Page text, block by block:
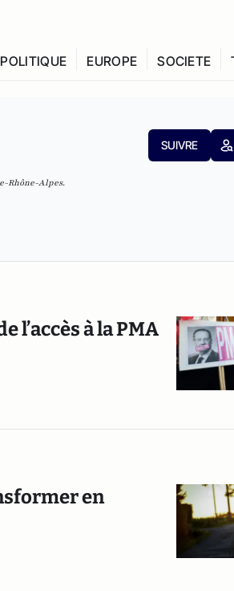
EUROPE SOCIETE
SUIVRE
Rhône-Alpes.
l’accès à la PMA
en